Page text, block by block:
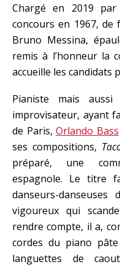
Chargé en 2019
concours en 1967,
Bruno Messina,
remis à l’honneur la
accueille les candidats
Pianiste mais aussi
improvisateur, ayant
de Paris,Orlando Bass
ses compositions,
préparé, une
espagnole. Le titre
danseurs-
vigoureux qui
rendre compte, il a,
cordes du piano
languettes de